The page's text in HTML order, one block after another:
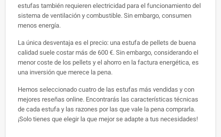
estufas también requieren electricidad para el funcionamiento del
sistema de ventilación y combustible. Sin embargo, consumen
menos energía.
La única desventaja es el precio: una estufa de pellets de buena
calidad suele costar más de 600 €. Sin embargo, considerando el
menor coste de los pellets y el ahorro en la factura energética, es
una inversión que merece la pena.
Hemos seleccionado cuatro de las estufas más vendidas y con
mejores reseñas online. Encontrarás las características técnicas
de cada estufa y las razones por las que vale la pena comprarla.
¡Solo tienes que elegir la que mejor se adapte a tus necesidades!